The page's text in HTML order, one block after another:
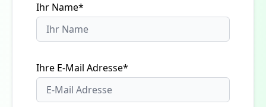
Ihr Name*
Ihre E-Mail Adresse*